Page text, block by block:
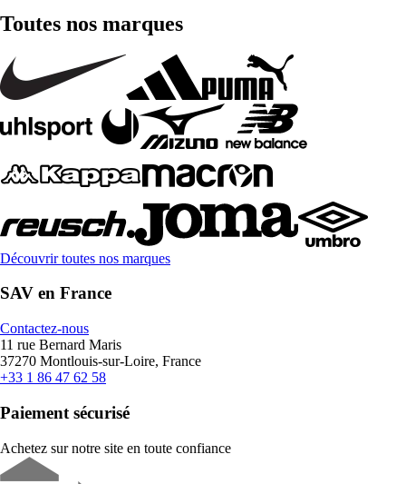
Toutes nos marques
Découvrir toutes nos marques
SAV en France
Contactez-nous
11 rue Bernard Maris
37270 Montlouis-sur-Loire, France
+33 1 86 47 62 58
Paiement sécurisé
Achetez sur notre site en toute confiance